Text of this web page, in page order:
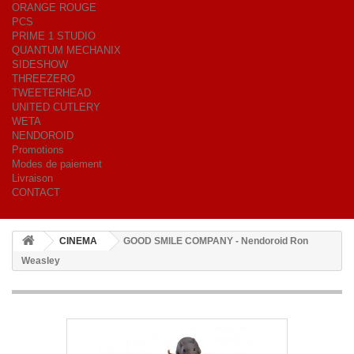
ORANGE ROUGE
PCS
PRIME 1 STUDIO
QUANTUM MECHANIX
SIDESHOW
THREEZERO
TWEETERHEAD
UNITED CUTLERY
WETA
NENDOROID
Promotions
Modes de paiement
Livraison
CONTACT
CINEMA
GOOD SMILE COMPANY - Nendoroid Ron
Weasley